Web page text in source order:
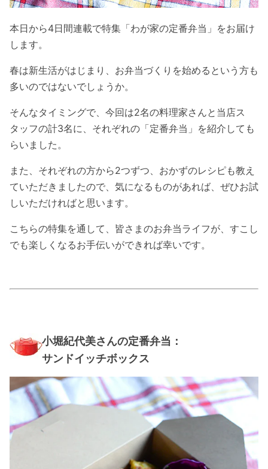
本日から4日間連載で特集「わが家の定番弁当」をお届け
します。
春は新生活がはじまり、お弁当づくりを始めるという方も
多いのではないでしょうか。
そんなタイミングで、今回は2名の料理家さんと当店ス
タッフの計3名に、それぞれの「定番弁当」を紹介しても
らいました。
また、それぞれの方から2つずつ、おかずのレシピも教え
ていただきましたので、気になるものがあれば、ぜひお試
しいただければと思います。
こちらの特集を通して、皆さまのお弁当ライフが、すこし
でも楽しくなるお手伝いができれば幸いです。
小堀紀代美さんの定番弁当：
サンドイッチボックス